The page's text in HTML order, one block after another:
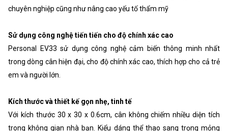
chuyên nghiệp cũng như nâng cao yếu tố thẩm mỹ
Sử dụng công nghệ tiến tiến cho độ chính xác cao
Personal EV33 sử dụng công nghệ cảm biến thông minh nhất
trong dòng cân hiện đại, cho độ chính xác cao, thích hợp cho cả trẻ
em và người lớn.
Kích thước và thiết kế gọn nhẹ, tinh tế
Với kích thước 30 x 30 x 0.6cm, cân không chiếm nhiều diện tích
trong không gian nhà bạn. Kiểu dáng thể thao sang trọng mỏng